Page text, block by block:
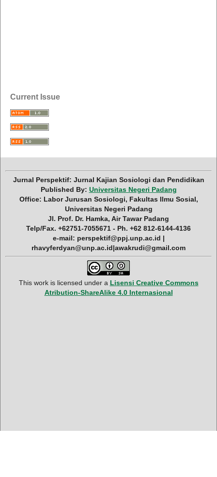
Current Issue
Jurnal Perspektif: Jurnal Kajian Sosiologi dan Pendidikan
Published By: Universitas Negeri Padang
Office: Labor Jurusan Sosiologi, Fakultas Ilmu Sosial,
Universitas Negeri Padang
Jl. Prof. Dr. Hamka, Air Tawar Padang
Telp/Fax. +62751-7055671 - Ph. +62 812-6144-4136
e-mail: perspektif@ppj.unp.ac.id |
rhavyferdyan@unp.ac.id|awakrudi@gmail.com
This work is licensed under a Lisensi Creative Commons
Atribution-ShareAlike 4.0 Internasional